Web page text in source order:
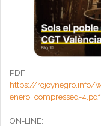
PDF:
https://
enero_compressed-4.pdf
ON-LINE: